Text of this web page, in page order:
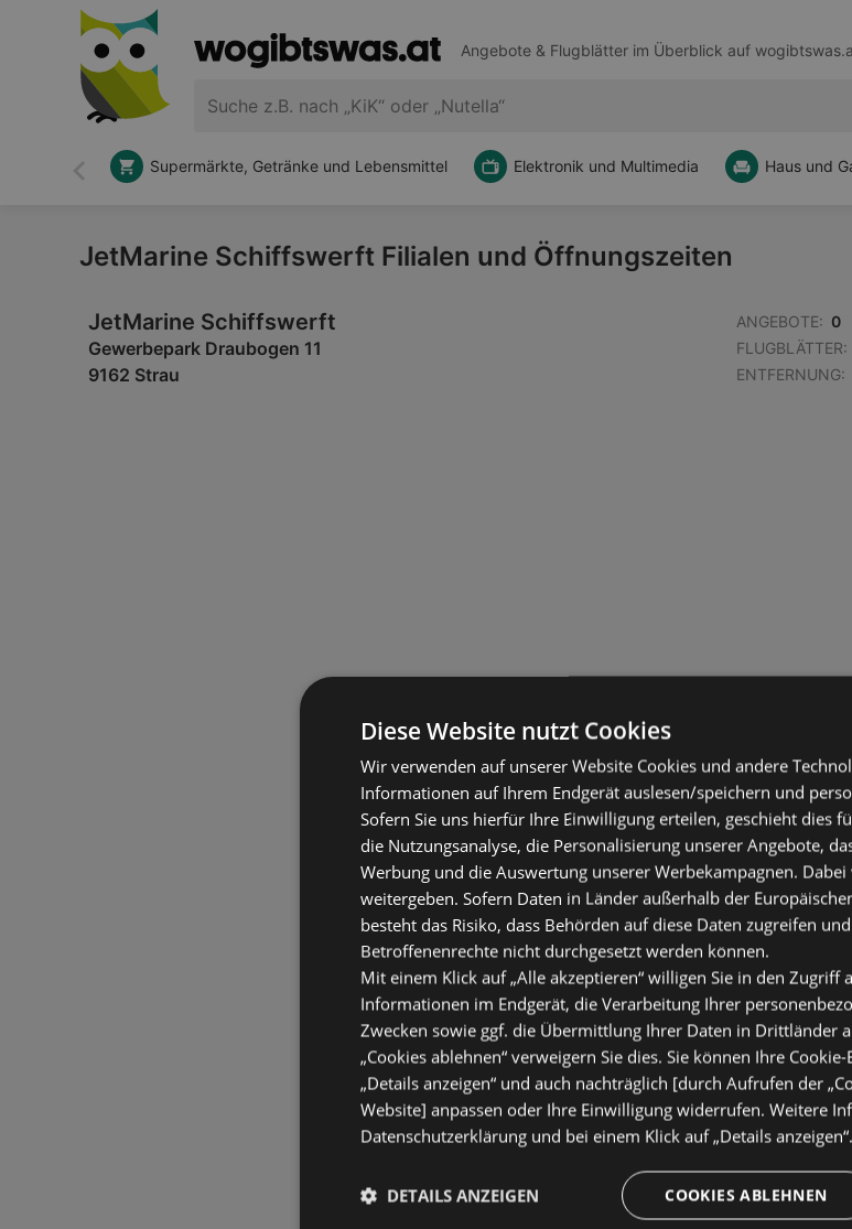
Angebote & Flugblätter im Überblick auf
Zurück
Supermärkte, Getränke und Lebensmittel Elektronik und Multimedia Haus und
JetMarine Schiffswerft Filialen und Öffnungszeiten
JetMarine Schiffswerft
Gewerbepark Draubogen 11
9162 Strau
ANGEBOTE: 0
FLUGBLÄTTER:
ENTFERNUNG:
Diese Website nutzt Cookies
Wir verwenden auf unserer Website Cookies und andere
Informationen auf Ihrem Endgerät auslesen/speichern und
Sofern Sie uns hierfür Ihre Einwilligung erteilen, geschieht dies
die Nutzungsanalyse, die Personalisierung unserer Angebote,
Werbung und die Auswertung unserer Werbekampagnen.
weitergeben. Sofern Daten in Länder außerhalb der
besteht das Risiko, dass Behörden auf diese Daten zugreifen
Betroffenenrechte nicht durchgesetzt werden können.
Mit einem Klick auf „Alle akzeptieren“ willigen Sie in den Zugriff
Informationen im Endgerät, die Verarbeitung Ihrer
Zwecken sowie ggf. die Übermittlung Ihrer Daten in Drittländer
„Cookies ablehnen“ verweigern Sie dies. Sie können Ihre
„Details anzeigen“ und auch nachträglich [durch Aufrufen der
Website] anpassen oder Ihre Einwilligung widerrufen. Weitere
Datenschutzerklärung und bei einem Klick auf „Details anzeigen“.
COOKIES ABLEHNEN
DETAILS ANZEIGEN